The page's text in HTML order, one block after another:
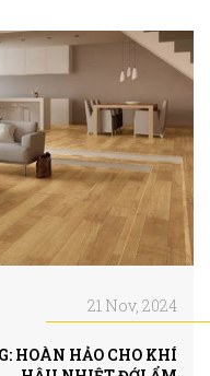
21 Nov, 2024
HOÀN HẢO CHO KHÍ